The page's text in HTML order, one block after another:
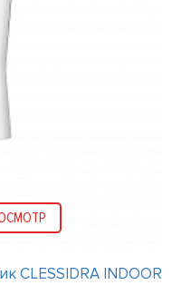
CLESSIDRA INDOOR